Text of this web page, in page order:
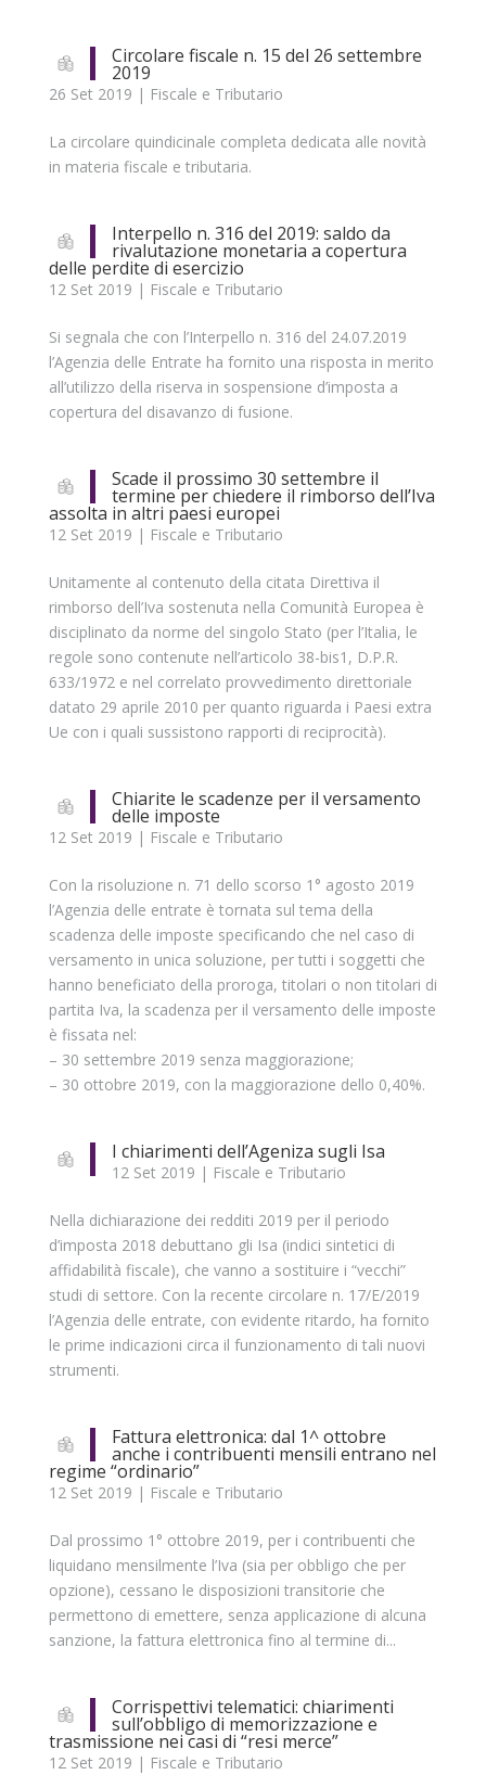
Circolare fiscale n. 15 del 26 settembre
2019
26 Set 2019 | Fiscale e Tributario
La circolare quindicinale completa dedicata alle novità
in materia fiscale e tributaria.
Interpello n. 316 del 2019: saldo da
rivalutazione monetaria a copertura
delle perdite di esercizio
12 Set 2019 | Fiscale e Tributario
Si segnala che con l’Interpello n. 316 del 24.07.2019
l’Agenzia delle Entrate ha fornito una risposta in merito
all’utilizzo della riserva in sospensione d’imposta a
copertura del disavanzo di fusione.
Scade il prossimo 30 settembre il
termine per chiedere il rimborso dell’Iva
assolta in altri paesi europei
12 Set 2019 | Fiscale e Tributario
Unitamente al contenuto della citata Direttiva il
rimborso dell’Iva sostenuta nella Comunità Europea è
disciplinato da norme del singolo Stato (per l’Italia, le
regole sono contenute nell’articolo 38-bis1, D.P.R.
633/1972 e nel correlato provvedimento direttoriale
datato 29 aprile 2010 per quanto riguarda i Paesi extra
Ue con i quali sussistono rapporti di reciprocità).
Chiarite le scadenze per il versamento
delle imposte
12 Set 2019 | Fiscale e Tributario
Con la risoluzione n. 71 dello scorso 1° agosto 2019
l’Agenzia delle entrate è tornata sul tema della
scadenza delle imposte specificando che nel caso di
versamento in unica soluzione, per tutti i soggetti che
hanno beneficiato della proroga, titolari o non titolari di
partita Iva, la scadenza per il versamento delle imposte
è fissata nel:
– 30 settembre 2019 senza maggiorazione;
– 30 ottobre 2019, con la maggiorazione dello 0,40%.
I chiarimenti dell’Ageniza sugli Isa
12 Set 2019 | Fiscale e Tributario
Nella dichiarazione dei redditi 2019 per il periodo
d’imposta 2018 debuttano gli Isa (indici sintetici di
affidabilità fiscale), che vanno a sostituire i “vecchi”
studi di settore. Con la recente circolare n. 17/E/2019
l’Agenzia delle entrate, con evidente ritardo, ha fornito
le prime indicazioni circa il funzionamento di tali nuovi
strumenti.
Fattura elettronica: dal 1^ ottobre
anche i contribuenti mensili entrano nel
regime “ordinario”
12 Set 2019 | Fiscale e Tributario
Dal prossimo 1° ottobre 2019, per i contribuenti che
liquidano mensilmente l’Iva (sia per obbligo che per
opzione), cessano le disposizioni transitorie che
permettono di emettere, senza applicazione di alcuna
sanzione, la fattura elettronica fino al termine di...
Corrispettivi telematici: chiarimenti
sull’obbligo di memorizzazione e
trasmissione nei casi di “resi merce”
12 Set 2019 | Fiscale e Tributario